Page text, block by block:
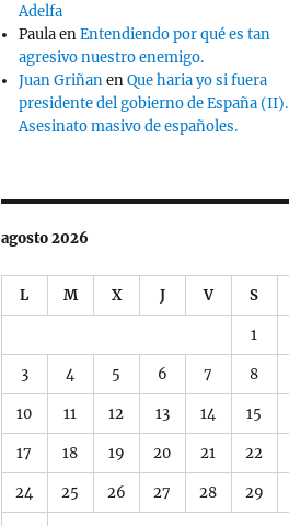
Adelfa
PaulaenEntendiendo por qué es tan
agresivo nuestro enemigo.
Juan GriñanenQue haria yo si fuera
presidente del gobierno de España (II).
Asesinato masivo de españoles.
agosto 2026
L M X J V S
1
3 4 5 6 7 8
10 11 12 13 14 15
17 18 19 20 21 22
24 25 26 27 28 29